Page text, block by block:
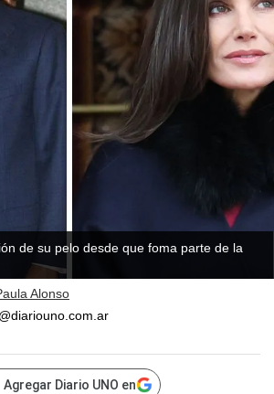
de su pelo desde que foma parte de la
Alonso
Agregar Diario UNO en